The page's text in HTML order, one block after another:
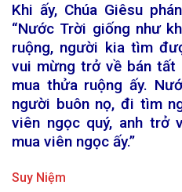
Khi ấy, Chúa Giêsu
“Nước Trời giống như
ruộng, người kia tìm
vui mừng trở về bán tất
mua thửa ruộng ấy.
người buôn nọ, đi tìm
viên ngọc quý, anh trở
mua viên ngọc ấy.”
Suy Niệm